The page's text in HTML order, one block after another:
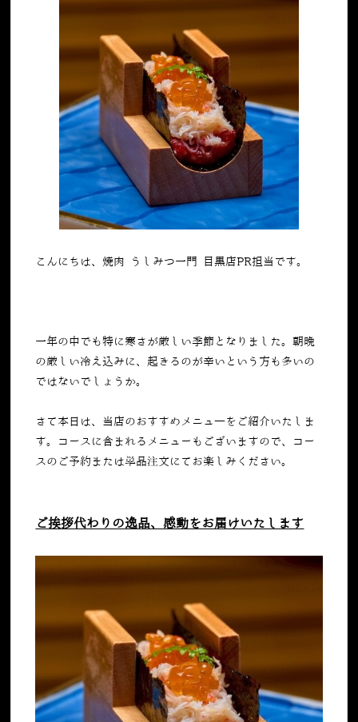
こんにちは、焼肉 うしみつ一門 目黒店PR担当です。
一年の中でも特に寒さが厳しい季節となりました。朝晩
の厳しい冷え込みに、起きるのが辛いという方も多いの
ではないでしょうか。
さて本日は、当店のおすすめメニュ―をご紹介いたしま
す。コースに含まれるメニューもございますので、コー
スのご予約または単品注文にてお楽しみください。
ご挨拶代わりの逸品、感動をお届けいたします